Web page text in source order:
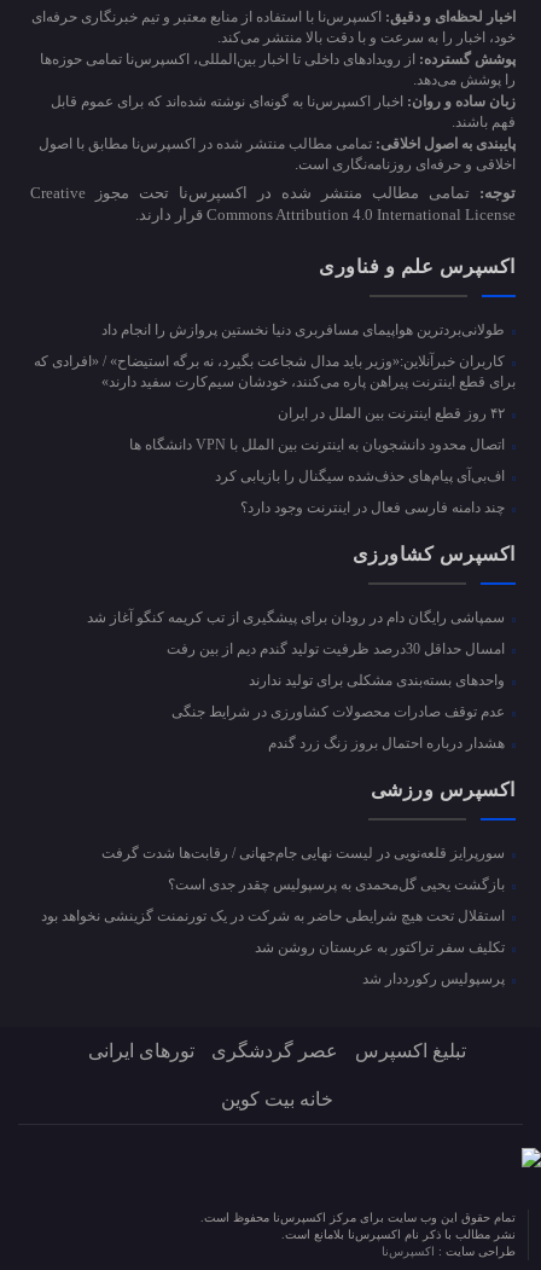
اخبار لحظه‌ای و دقیق: اکسپرس‌نا با استفاده از منابع معتبر و تیم خبرنگاری حرفه‌ای
خود، اخبار را به سرعت و با دقت بالا منتشر می‌کند.
پوشش گسترده: از رویدادهای داخلی تا اخبار بین‌المللی، اکسپرس‌نا تمامی حوزه‌ها
را پوشش می‌دهد.
زبان ساده و روان: اخبار اکسپرس‌نا به گونه‌ای نوشته شده‌اند که برای عموم قابل
فهم باشند.
پایبندی به اصول اخلاقی: تمامی مطالب منتشر شده در اکسپرس‌نا مطابق با اصول
اخلاقی و حرفه‌ای روزنامه‌نگاری است.
توجه:
تمامی مطالب منتشر شده در اکسپرس‌نا تحت مجوز Creative
Commons Attribution 4.0 International License قرار دارند.
اکسپرس علم و فناوری
طولانی‌بردترین هواپیمای مسافربری دنیا نخستین پروازش را انجام داد
کاربران خبرآنلاین:«وزیر باید مدال شجاعت بگیرد، نه برگه استیضاح» / «افرادی که
برای قطع اینترنت پیراهن پاره می‌کنند، خودشان سیم‌کارت سفید دارند»
۴۲ روز قطع اینترنت بین الملل در ایران
اتصال محدود دانشجویان به اینترنت بین الملل با VPN دانشگاه ها
اف‌بی‌آی پیام‌های حذف‌شده سیگنال را بازیابی کرد
چند دامنه فارسی فعال در اینترنت وجود دارد؟
اکسپرس کشاورزی
سمپاشی رایگان دام در رودان برای پیشگیری از تب کریمه کنگو آغاز شد
امسال حداقل 30درصد ظرفیت تولید گندم دیم از بین رفت
واحد‌های بسته‌بندی مشکلی برای تولید ندارند
عدم توقف صادرات محصولات کشاورزی در شرایط جنگی
هشدار درباره احتمال بروز زنگ زرد گندم
اکسپرس ورزشی
سورپرایز قلعه‌نویی در لیست نهایی جام‌جهانی / رقابت‌ها شدت گرفت
بازگشت یحیی گل‌محمدی به پرسپولیس چقدر جدی است؟
استقلال تحت هیچ شرایطی حاضر به شرکت در یک تورنمنت گزینشی نخواهد بود
تکلیف سفر تراکتور به عربستان روشن شد
پرسپولیس رکورددار شد
تبلیغ اکسپرس عصر گردشگری تورهای ایرانی
خانه بیت کوین
تمام حقوق این وب سایت برای مرکز اکسپرس‌نا محفوظ است.
نشر مطالب با ذکر نام اکسپرس‌نا بلامانع است.
طراحی سایت : اکسپرس‌نا